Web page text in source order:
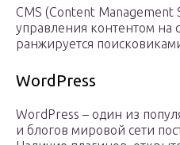
CMS (Content Management
управления контентом на
ранжируется
WordPress
WordPress – один из
и блогов мировой сети